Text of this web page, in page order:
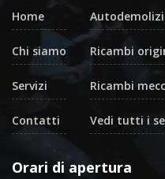
Home
Chi siamo
Servizi
Contatti
Ricambi
Ricambi
Vedi tutti i
Orari di apertura